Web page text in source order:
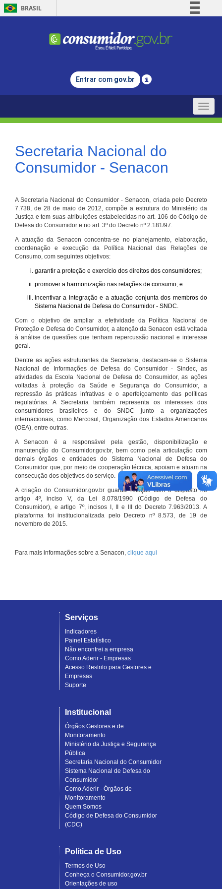
BRASIL
Comunica BR
Legislação
Entrar com gov.br
Toggle
Secretaria Nacional do
Consumidor - Senacon
A Secretaria Nacional do Consumidor - Senacon, criada pelo Decreto
7.738, de 28 de maio de 2012, compõe a estrutura do Ministério da
Justiça e tem suas atribuições estabelecidas no art. 106 do Código de
Defesa do Consumidor e no art. 3º do Decreto nº 2.181/97.
A atuação da Senacon concentra-se no planejamento, elaboração,
coordenação e execução da Política Nacional das Relações de
Consumo, com seguintes objetivos:
garantir a proteção e exercício dos direitos dos consumidores;
promover a harmonização nas relações de consumo; e
incentivar a integração e a atuação conjunta dos membros do
Sistema Nacional de Defesa do Consumidor - SNDC.
Com o objetivo de ampliar a efetividade da Política Nacional de
Proteção e Defesa do Consumidor, a atenção da Senacon está voltada
à análise de questões que tenham repercussão nacional e interesse
geral.
Dentre as ações estruturantes da Secretaria, destacam-se o Sistema
Nacional de Informações de Defesa do Consumidor - Sindec, as
atividades da Escola Nacional de Defesa do Consumidor, as ações
voltadas à proteção da Saúde e Segurança do Consumidor, a
repressão às práticas infrativas e o aperfeiçoamento das políticas
regulatórias. A Secretaria também representa os interesses dos
consumidores brasileiros e do SNDC junto a organizações
internacionais, como Mercosul, Organização dos Estados Americanos
(OEA), entre outras.
A Senacon é a responsável pela gestão, disponibilização e
manutenção do Consumidor.gov.br, bem como pela articulação com
demais órgãos e entidades do Sistema Nacional de Defesa do
Consumidor que, por meio de cooperação técnica, apoiam e atuam na
consecução dos objetivos do serviço.
A criação do Consumidor.gov.br guarda relação com o disposto no
artigo 4º, inciso V, da Lei 8.078/1990 (Código de Defesa do
Consumidor), e artigo 7º, incisos I, II e III do Decreto 7.963/2013. A
plataforma foi institucionalizada pelo Decreto nº 8.573, de 19 de
novembro de 2015.
Para mais informações sobre a Senacon, clique aqui
Serviços
Indicadores
Painel Estatístico
Não encontrei a empresa
Como Aderir - Empresas
Acesso Restrito para Gestores e
Empresas
Suporte
Institucional
Órgãos Gestores e de
Monitoramento
Ministério da Justiça e Segurança
Pública
Secretaria Nacional do Consumidor
Sistema Nacional de Defesa do
Consumidor
Como Aderir - Órgãos de
Monitoramento
Quem Somos
Código de Defesa do Consumidor
(CDC)
Política de Uso
Termos de Uso
Conheça o Consumidor.gov.br
Orientações de uso